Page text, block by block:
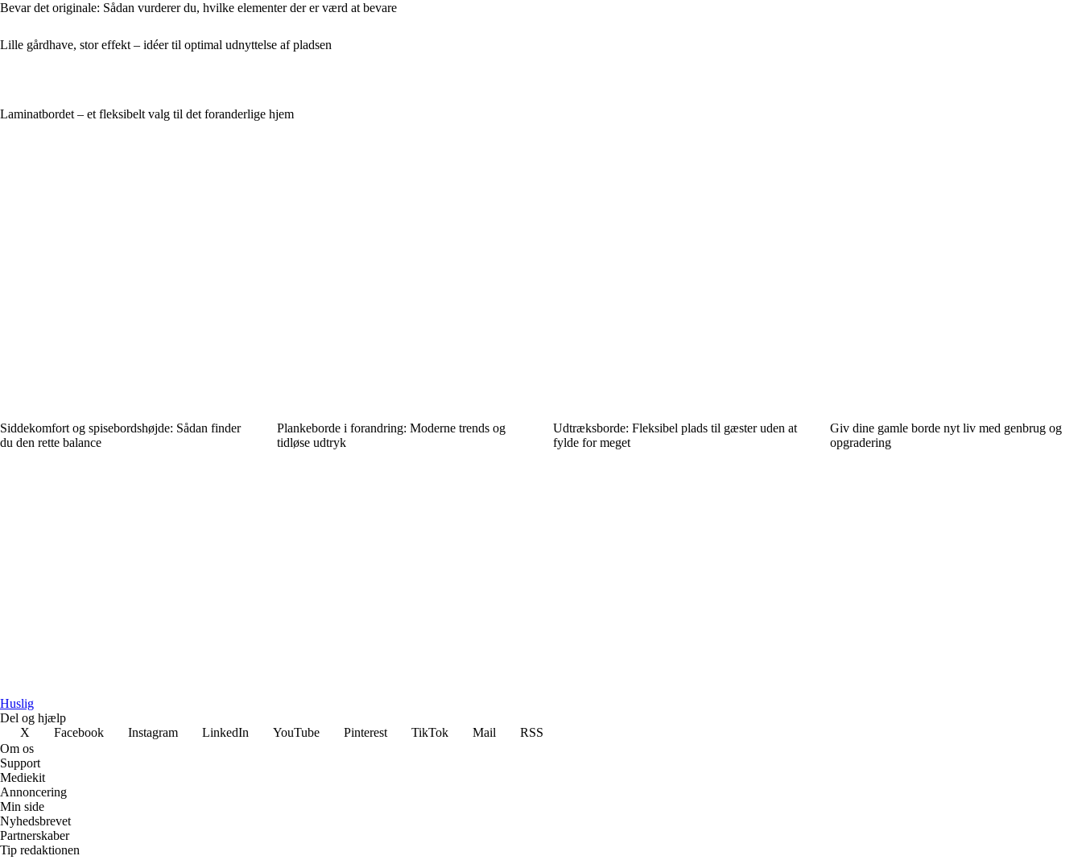
Bevar det originale: Sådan vurderer du, hvilke elementer der er værd at bevare
Lille gårdhave, stor effekt – idéer til optimal udnyttelse af pladsen
Laminatbordet – et fleksibelt valg til det foranderlige hjem
Siddekomfort og spisebordshøjde: Sådan finder
du den rette balance
Plankeborde i forandring: Moderne trends og
tidløse udtryk
Udtræksborde: Fleksibel plads til gæster uden at
fylde for meget
Giv dine gamle borde nyt liv med genbrug og
opgradering
Huslig
Del og hjælp
X
Facebook Instagram LinkedIn YouTube Pinterest TikTok Mail
RSS
Om os
Support
Mediekit
Annoncering
Min side
Nyhedsbrevet
Partnerskaber
Tip redaktionen